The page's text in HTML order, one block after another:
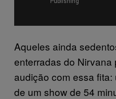
Aqueles ainda
enterradas do
audição com essa
de um show de 54